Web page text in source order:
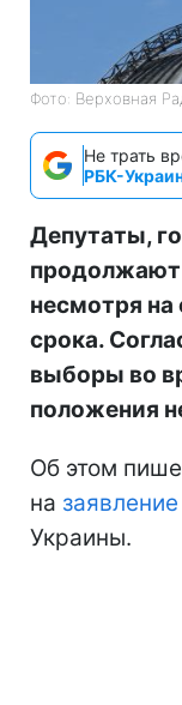
Фото: Верховная
Не трать
РБК-
Депутаты,
продолжают
несмотря на
срока.
выборы во
положения
Об этом
на заявление
Украины.